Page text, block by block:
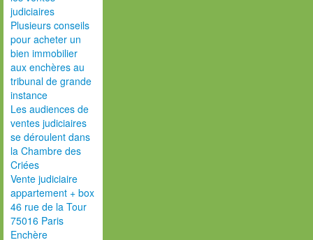
judiciaires
Plusieurs conseils
pour acheter un
bien immobilier
aux enchères au
tribunal de grande
instance
Les audiences de
ventes judiciaires
se déroulent dans
la Chambre des
Criées
Vente judiciaire
appartement + box
46 rue de la Tour
75016 Paris
Enchère